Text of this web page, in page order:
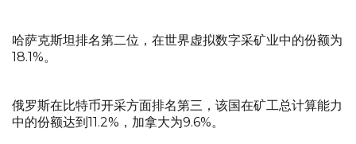
哈萨克斯坦排名第二位，在世界虚拟数字采矿业中的份额为
18.1%。
俄罗斯在比特币开采方面排名第三，该国在矿工总计算能力
中的份额达到11.2%，加拿大为9.6%。